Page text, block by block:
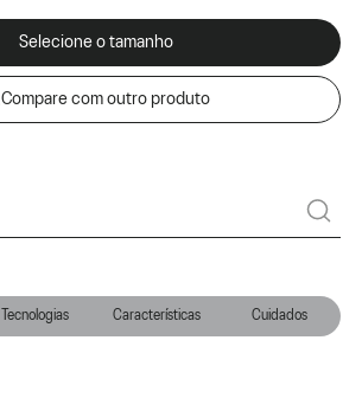
Tecnologias Características Cuidados
Selecione o tamanho
Compare com outro produto